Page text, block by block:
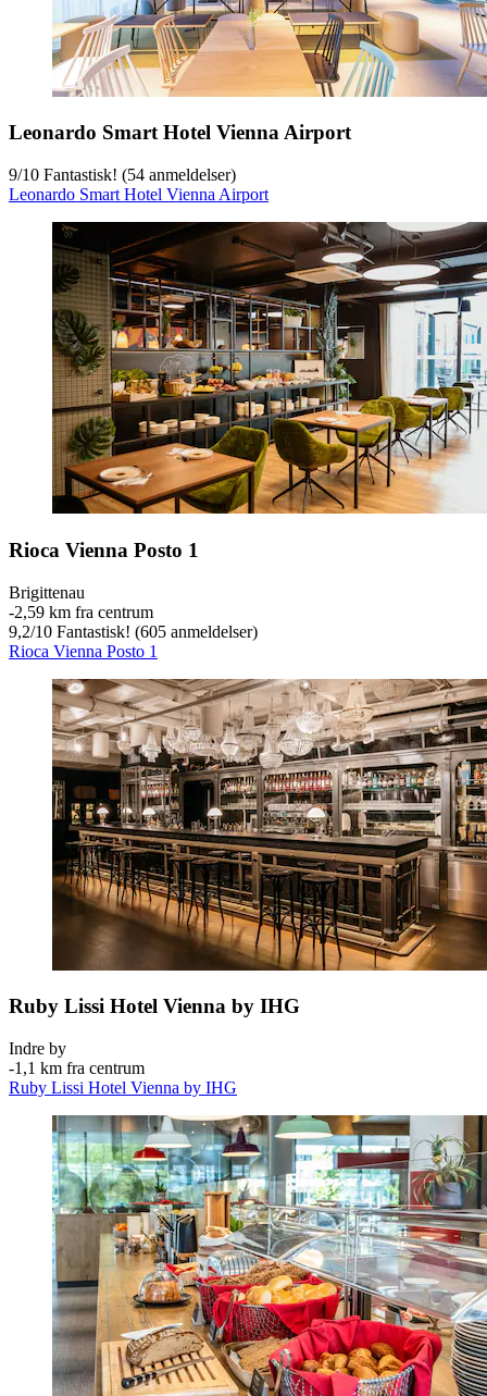
Leonardo Smart Hotel Vienna Airport
9/10 Fantastisk! (54 anmeldelser)
Leonardo Smart Hotel Vienna Airport
Rioca Vienna Posto 1
Brigittenau
‐2,59 km fra centrum
9,2/10 Fantastisk! (605 anmeldelser)
Rioca Vienna Posto 1
Ruby Lissi Hotel Vienna by IHG
Indre by
‐1,1 km fra centrum
Ruby Lissi Hotel Vienna by IHG